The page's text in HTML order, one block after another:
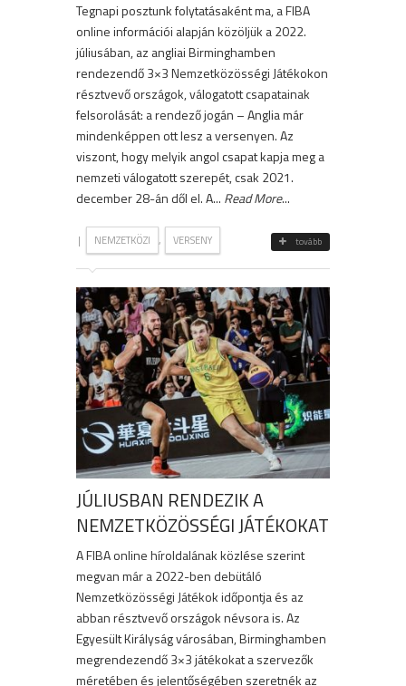
Tegnapi posztunk folytatásaként ma, a FIBA
online információi alapján közöljük a 2022.
júliusában, az angliai Birminghamben
rendezendő 3×3 Nemzetközösségi Játékokon
résztvevő országok, válogatott csapatainak
felsorolását: a rendező jogán – Anglia már
mindenképpen ott lesz a versenyen. Az
viszont, hogy melyik angol csapat kapja meg a
nemzeti válogatott szerepét, csak 2021.
december 28-án dől el. A... Read More...
| NEMZETKÖZI , VERSENY tovább
JÚLIUSBAN RENDEZIK A
NEMZETKÖZÖSSÉGI JÁTÉKOKAT
A FIBA online híroldalának közlése szerint
megvan már a 2022-ben debütáló
Nemzetközösségi Játékok időpontja és az
abban résztvevő országok névsora is. Az
Egyesült Királyság városában, Birminghamben
megrendezendő 3×3 játékokat a szervezők
méretében és jelentőségében szeretnék az